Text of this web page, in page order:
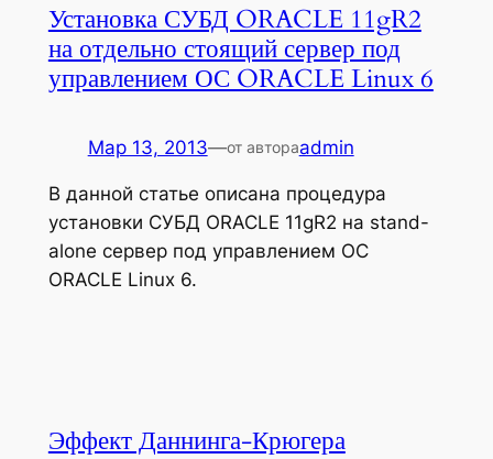
Установка СУБД ORACLE 11gR2
на отдельно стоящий сервер под
управлением ОС ORACLE Linux 6
Мар 13, 2013—от автораadmin
В данной статье описана процедура
установки СУБД ORACLE 11gR2 на stand-
alone сервер под управлением ОС
ORACLE Linux 6.
Эффект Даннинга-Крюгера